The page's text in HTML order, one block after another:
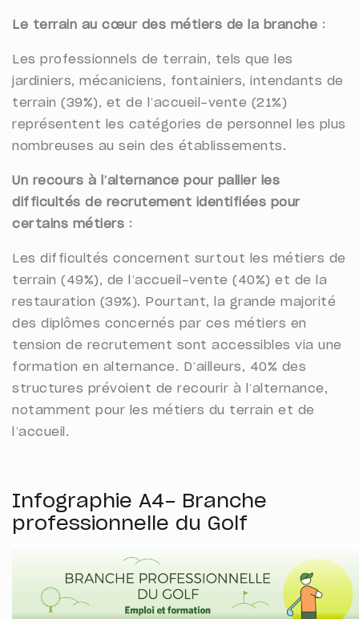
Le terrain au cœur des métiers de la branche :
Les professionnels de terrain, tels que les
jardiniers, mécaniciens, fontainiers, intendants de
terrain (39%), et de l’accueil-vente (21%)
représentent les catégories de personnel les plus
nombreuses au sein des établissements.
Un recours à l’alternance pour pallier les
difficultés de recrutement identifiées pour
certains métiers :
Les difficultés concernent surtout les métiers de
terrain (49%), de l’accueil-vente (40%) et de la
restauration (39%). Pourtant, la grande majorité
des diplômes concernés par ces métiers en
tension de recrutement sont accessibles via une
formation en alternance. D’ailleurs, 40% des
structures prévoient de recourir à l’alternance,
notamment pour les métiers du terrain et de
l’accueil.
Infographie A4- Branche
professionnelle du Golf